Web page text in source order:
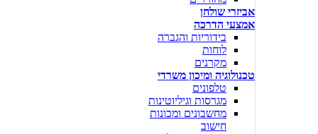
אביזרי שולחן
אמצעי הדרכה
בידוריות והגברה
לוחות
מקרנים
טכנולוגיה ומיכון משרדי
טלפונים
מגרסות וגיליוטינות
מחשבונים ומכונות
חישוב